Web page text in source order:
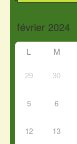
L M
29 30
5 6
12 13